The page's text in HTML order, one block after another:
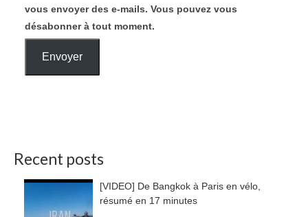
vous envoyer des e-mails. Vous pouvez vous
désabonner à tout moment.
Envoyer
Recent posts
[VIDEO] De Bangkok à Paris en vélo,
résumé en 17 minutes